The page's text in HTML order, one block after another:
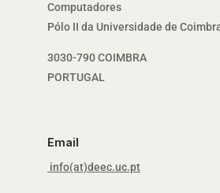
Computadores
Pólo II da Universidade de
3030-790 COIMBRA
PORTUGAL
Email
info(at)deec.uc.pt